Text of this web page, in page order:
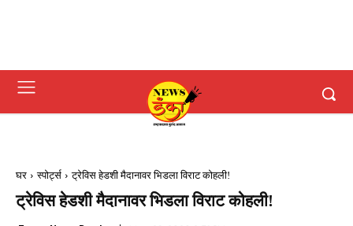
घर स्पोर्ट्स ट्रेविस हेडशी मैदानावर भिडला विराट कोहली!
ट्रेविस हेडशी मैदानावर भिडला विराट कोहली!